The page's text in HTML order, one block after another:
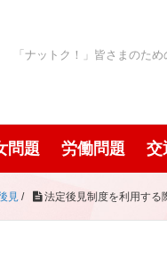
「ナットク！」皆さまのた
問題 労働問題 交
見 / 法定後見制度を利用する